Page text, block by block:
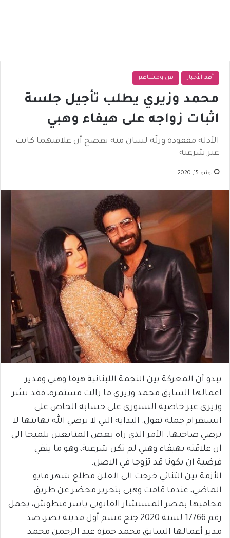
أهم الأخبار فن ومشاهير
محمد وزيري يطلب تأجيل جلسة
اثبات زواجه على هيفاء وهبي
الأدلة مفقودة وزلّة لسان منه تفضح أن علاقتهما كانت
غير شرعية
يونيو 15, 2020
يبدو أن المعركة بين النجمة اللبنانية هيفا وهبي ومدير
اعمالها السابق محمد وزيري ما زالت مستمرة، فقد نشر
وزيري عبر خاصية الستوري على حسابه الخاص على
انستقرام جملة تقول: البداية التي لا ترضي الله نهايتها لا
ترضي صاحبها. الأمر الذي رآه بعض المتابعين تلميحا الى
ان علاقته بهيفاء وهبي لم تكن شرعية، وهو ما ينفي
فرضية ان يكونا قد تزوجا في الاصل.
الأزمة بين الثنائي خرجت الى العلن مطلع شهر مايو
الماضي، عندما قامت وهبى بتحرير محضر عن طريق
محاميها بمصر المستشار القانوني ياسر قنطوش، يحمل
رقم 17766 لسنة 2020 جنح قسم أول مدينة نصر، ضد
مدير أعمالها السابق محمد حمزة عبد الرحمن محمد